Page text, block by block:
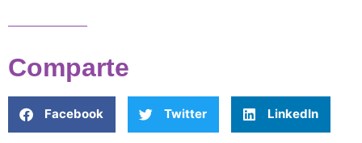
Comparte
Facebook Twitter LinkedIn